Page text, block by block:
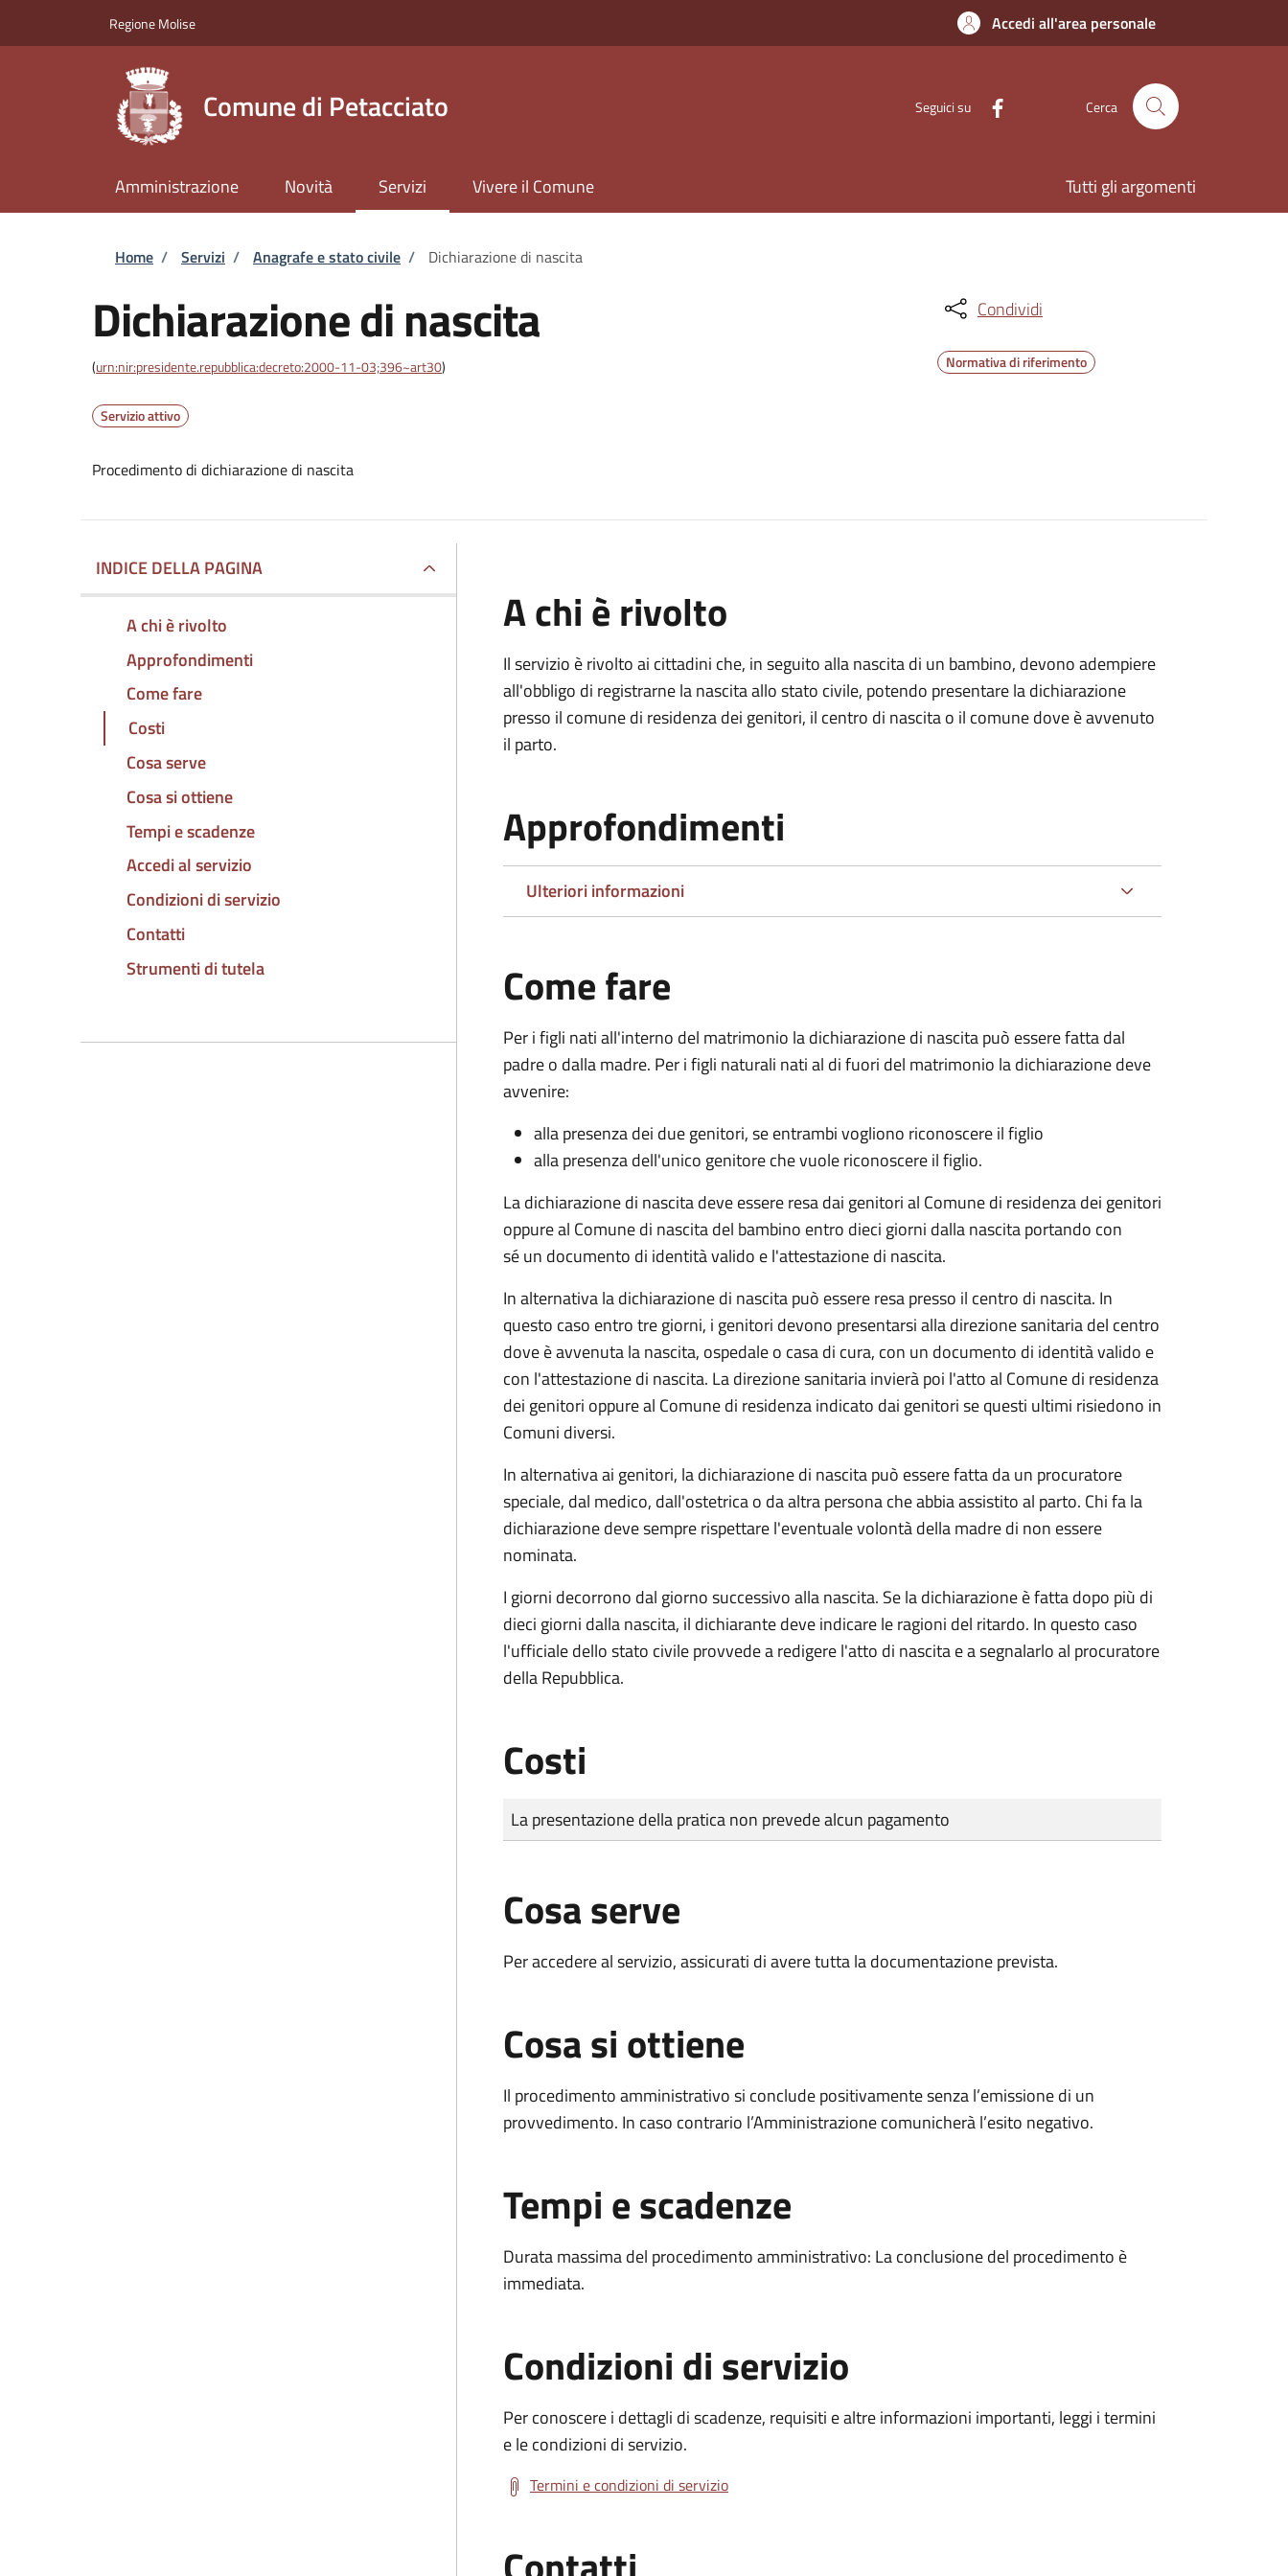
Regione Molise Accedi all'area personale
Comune di Petacciato Seguici su Cerca
Amministrazione Novità Servizi Vivere il Comune Tutti gli argomenti
Briciole di pane
Home / Servizi / Anagrafe e stato civile / Dichiarazione di nascita
Dichiarazione di nascita
(urn:nir:presidente.repubblica:decreto:2000-11-03;396~art30)
Servizio attivo
Procedimento di dichiarazione di nascita
Condividi
Normativa di riferimento
INDICE DELLA PAGINA
A chi è rivolto
Approfondimenti
Come fare
Costi
Cosa serve
Cosa si ottiene
Tempi e scadenze
Accedi al servizio
Condizioni di servizio
Contatti
Strumenti di tutela
A chi è rivolto
Il servizio è rivolto ai cittadini che, in seguito alla nascita di un bambino, devono adempiere
all'obbligo di registrarne la nascita allo stato civile, potendo presentare la dichiarazione
presso il comune di residenza dei genitori, il centro di nascita o il comune dove è avvenuto
il parto.
Approfondimenti
Ulteriori informazioni
Come fare
Per i figli nati all'interno del matrimonio la dichiarazione di nascita può essere fatta dal
padre o dalla madre. Per i figli naturali nati al di fuori del matrimonio la dichiarazione deve
avvenire:
alla presenza dei due genitori, se entrambi vogliono riconoscere il figlio
alla presenza dell'unico genitore che vuole riconoscere il figlio.
La dichiarazione di nascita deve essere resa dai genitori al Comune di residenza dei genitori
oppure al Comune di nascita del bambino entro dieci giorni dalla nascita portando con
sé un documento di identità valido e l'attestazione di nascita.
In alternativa la dichiarazione di nascita può essere resa presso il centro di nascita. In
questo caso entro tre giorni, i genitori devono presentarsi alla direzione sanitaria del centro
dove è avvenuta la nascita, ospedale o casa di cura, con un documento di identità valido e
con l'attestazione di nascita. La direzione sanitaria invierà poi l'atto al Comune di residenza
dei genitori oppure al Comune di residenza indicato dai genitori se questi ultimi risiedono in
Comuni diversi.
In alternativa ai genitori, la dichiarazione di nascita può essere fatta da un procuratore
speciale, dal medico, dall'ostetrica o da altra persona che abbia assistito al parto. Chi fa la
dichiarazione deve sempre rispettare l'eventuale volontà della madre di non essere
nominata.
I giorni decorrono dal giorno successivo alla nascita. Se la dichiarazione è fatta dopo più di
dieci giorni dalla nascita, il dichiarante deve indicare le ragioni del ritardo. In questo caso
l'ufficiale dello stato civile provvede a redigere l'atto di nascita e a segnalarlo al procuratore
della Repubblica.
Costi
Tipo di pagamento
Importo
La presentazione della pratica non prevede alcun pagamento
Cosa serve
Per accedere al servizio, assicurati di avere tutta la documentazione prevista.
Cosa si ottiene
Il procedimento amministrativo si conclude positivamente senza l’emissione di un
provvedimento. In caso contrario l’Amministrazione comunicherà l’esito negativo.
Tempi e scadenze
Durata massima del procedimento amministrativo: La conclusione del procedimento è
immediata.
Condizioni di servizio
Per conoscere i dettagli di scadenze, requisiti e altre informazioni importanti, leggi i termini
e le condizioni di servizio.
Termini e condizioni di servizio